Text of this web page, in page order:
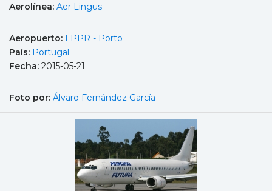
Aerolínea: Aer Lingus
Aeropuerto: LPPR - Porto
País: Portugal
Fecha: 2015-05-21
Foto por: Álvaro Fernández García